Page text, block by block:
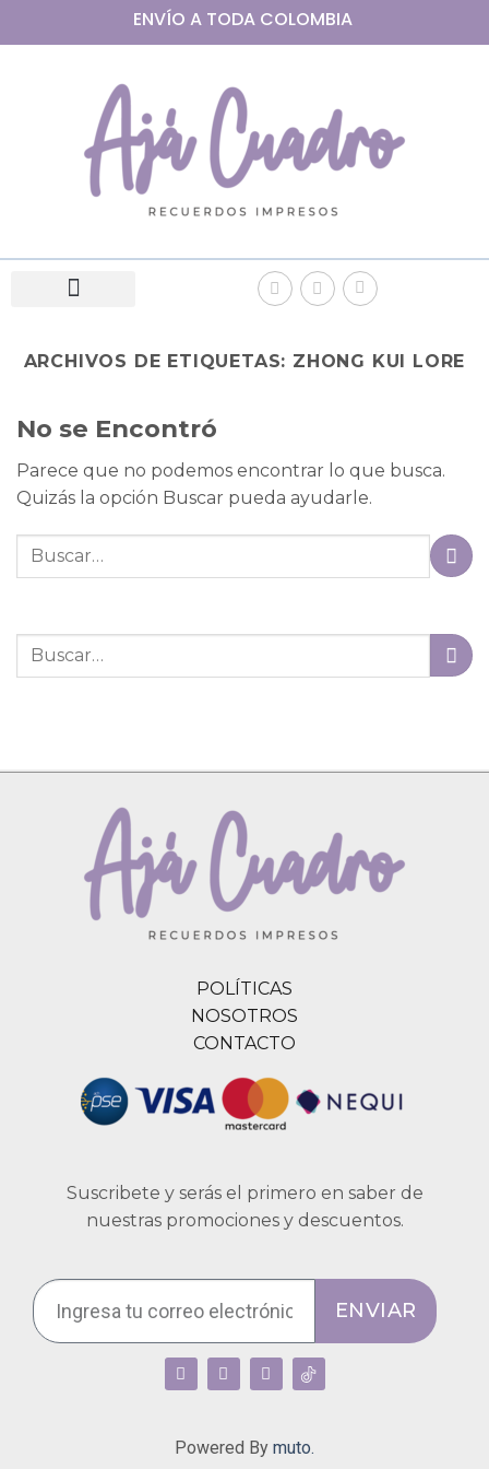
ENVÍO A TODA COLOMBIA
ARCHIVOS DE ETIQUETAS: ZHONG KUI LORE
No se Encontró
Parece que no podemos encontrar lo que busca.
Quizás la opción Buscar pueda ayudarle.
POLÍTICAS
NOSOTROS
CONTACTO
Suscribete y serás el primero en saber de
nuestras promociones y descuentos.
ENVIAR
Powered By muto.